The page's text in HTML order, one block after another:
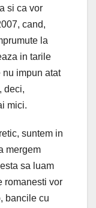
si ca vor
cand,
la
in tarile
impun atat
deci,
mici.
suntem in
mergem
sa luam
romanesti vor
bancile cu